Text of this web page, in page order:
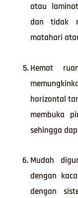
atau
dan tidak
matahari
Hemat
horizontal
membuka
sehingga
Mudah
dengan
dengan